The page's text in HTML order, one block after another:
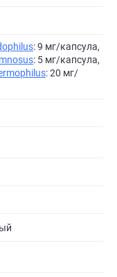
: 9 мг/капсула,
: 5 мг/капсула,
: 20 мг/